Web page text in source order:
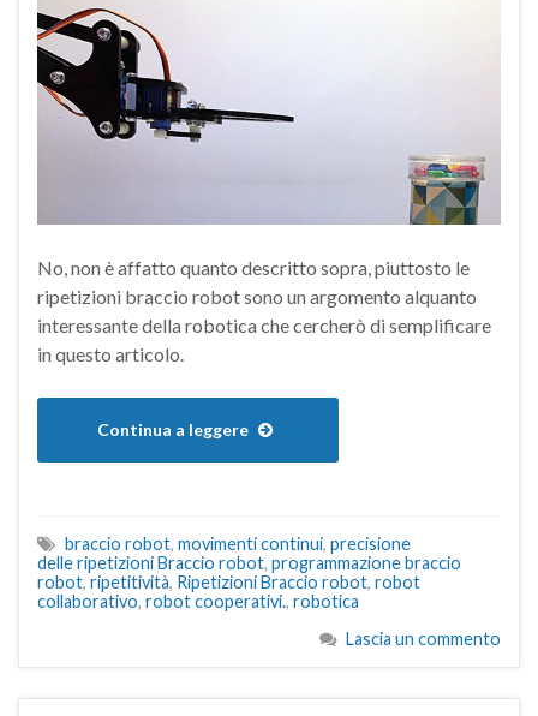
No, non è affatto quanto descritto sopra, piuttosto le
ripetizioni braccio robot sono un argomento alquanto
interessante della robotica che cercherò di semplificare
in questo articolo.
Continua a leggere
braccio robot, movimenti continui, precisione
delle ripetizioni Braccio robot, programmazione braccio
robot, ripetitività, Ripetizioni Braccio robot, robot
collaborativo, robot cooperativi., robotica
Lascia un commento